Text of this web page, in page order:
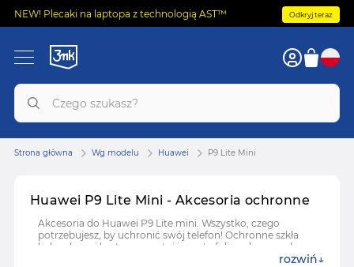
NEW! Plecaki na laptopa z technologią AST™ Odkryj teraz
Huawei P9 Lite Mini - Akcesoria ochronne
Akcesoria do Huawei P9 Lite mini. Wszystko, czego
potrzebujesz, by uchronić swój telefon! Ochronne szkła
hybrydowe i hartowane, etui i case'y, folie ochronne do
rozwiń
Strona główna Wg modelu Huawei P9 Lite Mini